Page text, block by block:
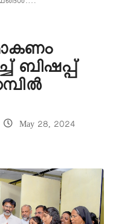
ബിഷപ്പ്
May 28, 2024